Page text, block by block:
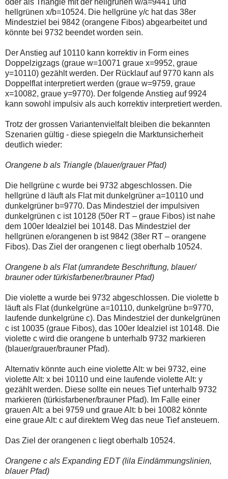
hellgrünen x/b=10524. Die hellgrüne y/c hat das 38er
Mindestziel bei 9842 (orangene Fibos) abgearbeitet und
könnte bei 9732 beendet worden sein.
Der Anstieg auf 10110 kann korrektiv in Form eines
Doppelzigzags (graue w=10071 graue x=9952, graue
y=10110) gezählt werden. Der Rücklauf auf 9770 kann als
Doppelflat interpretiert werden (graue w=9759, graue
x=10082, graue y=9770). Der folgende Anstieg auf 9924
kann sowohl impulsiv als auch korrektiv interpretiert werden.
Trotz der grossen Variantenvielfalt bleiben die bekannten
Szenarien gültig - diese spiegeln die Marktunsicherheit
deutlich wieder:
Orangene b als Triangle (blauer/grauer Pfad)
Die hellgrüne c wurde bei 9732 abgeschlossen. Die
hellgrüne d läuft als Flat mit dunkelgrüner a=10110 und
dunkelgrüner b=9770. Das Mindestziel der impulsiven
dunkelgrünen c ist 10128 (50er RT – graue Fibos) ist nahe
dem 100er Idealziel bei 10148. Das Mindestziel der
hellgrünen e/orangenen b ist 9842 (38er RT – orangene
Fibos). Das Ziel der orangenen c liegt oberhalb 10524.
Orangene b als Flat (umrandete Beschriftung, blauer/
brauner oder türkisfarbener/brauner Pfad)
Die violette a wurde bei 9732 abgeschlossen. Die violette b
läuft als Flat (dunkelgrüne a=10110, dunkelgrüne b=9770,
laufende dunkelgrüne c). Das Mindestziel der dunkelgrünen
c ist 10035 (graue Fibos), das 100er Idealziel ist 10148. Die
violette c wird die orangene b unterhalb 9732 markieren
(blauer/grauer/brauner Pfad).
Alternativ könnte auch eine violette Alt: w bei 9732, eine
violette Alt: x bei 10110 und eine laufende violette Alt: y
gezählt werden. Diese sollte ein neues Tief unterhalb 9732
markieren (türkisfarbener/brauner Pfad). Im Falle einer
grauen Alt: a bei 9759 und graue Alt: b bei 10082 könnte
eine graue Alt: c auf direktem Weg das neue Tief ansteuern.
Das Ziel der orangenen c liegt oberhalb 10524.
Orangene c als Expanding EDT (lila Eindämmungslinien,
blauer Pfad)